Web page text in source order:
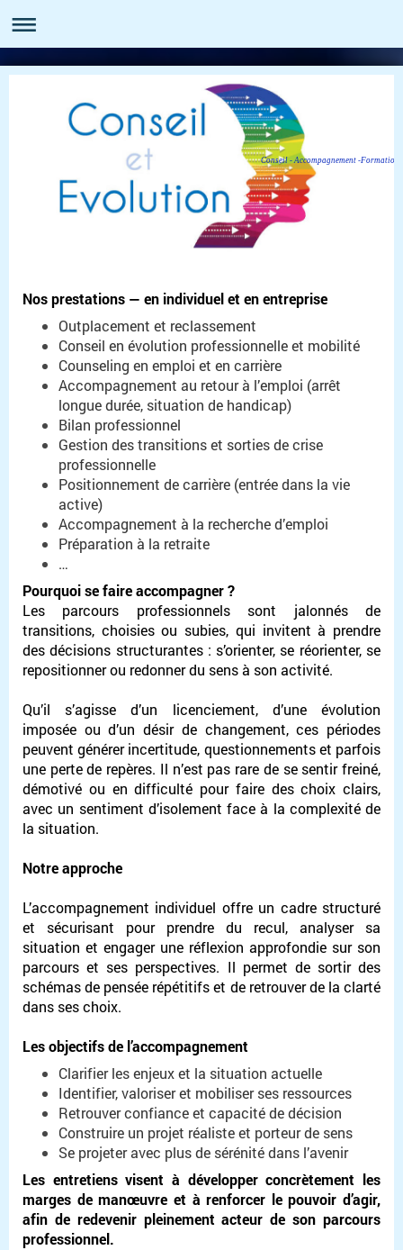
Conseil - Accompagnement -Formation
Nos prestations — en individuel et en entreprise
Outplacement et reclassement
Conseil en évolution professionnelle et mobilité
Counseling en emploi et en carrière
Accompagnement au retour à l’emploi (arrêt
longue durée, situation de handicap)
Bilan professionnel
Gestion des transitions et sorties de crise
professionnelle
Positionnement de carrière (entrée dans la vie
active)
Accompagnement à la recherche d’emploi
Préparation à la retraite
…
Pourquoi se faire accompagner ?
Les parcours professionnels sont jalonnés de
transitions, choisies ou subies, qui invitent à prendre
des décisions structurantes : s’orienter, se réorienter, se
repositionner ou redonner du sens à son activité.
Qu’il s’agisse d’un licenciement, d’une évolution
imposée ou d’un désir de changement, ces périodes
peuvent générer incertitude, questionnements et parfois
une perte de repères. Il n’est pas rare de se sentir freiné,
démotivé ou en difficulté pour faire des choix clairs,
avec un sentiment d’isolement face à la complexité de
la situation.
Notre approche
L’accompagnement individuel offre un cadre structuré
et sécurisant pour prendre du recul, analyser sa
situation et engager une réflexion approfondie sur son
parcours et ses perspectives. Il permet de sortir des
schémas de pensée répétitifs et de retrouver de la clarté
dans ses choix.
Les objectifs de l’accompagnement
Clarifier les enjeux et la situation actuelle
Identifier, valoriser et mobiliser ses ressources
Retrouver confiance et capacité de décision
Construire un projet réaliste et porteur de sens
Se projeter avec plus de sérénité dans l’avenir
Les entretiens visent à développer concrètement les
marges de manœuvre et à renforcer le pouvoir d’agir,
afin de redevenir pleinement acteur de son parcours
professionnel.